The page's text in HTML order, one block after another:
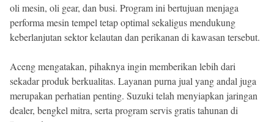
oli mesin, oli gear, dan busi. Program ini bertujuan menjaga
performa mesin tempel tetap optimal sekaligus mendukung
keberlanjutan sektor kelautan dan perikanan di kawasan tersebut.
Aceng mengatakan, pihaknya ingin memberikan lebih dari
sekadar produk berkualitas. Layanan purna jual yang andal juga
merupakan perhatian penting. Suzuki telah menyiapkan jaringan
dealer, bengkel mitra, serta program servis gratis tahunan di